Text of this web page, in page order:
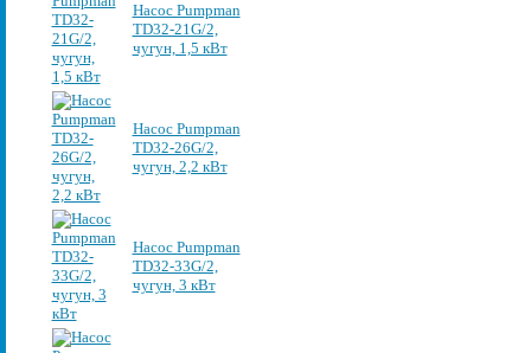
Насос Pumpman
TD32-21G/2,
чугун, 1,5 кВт
Насос Pumpman
TD32-26G/2,
чугун, 2,2 кВт
Насос Pumpman
TD32-33G/2,
чугун, 3 кВт